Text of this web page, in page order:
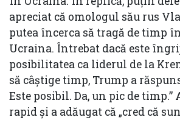
apreciat că omologul său rus
putea încerca să tragă de timp
Ucraina. Întrebat dacă este
posibilitatea ca liderul de la
să câștige timp, Trump a
Este posibil. Da, un pic de
rapid și a adăugat că „cred că